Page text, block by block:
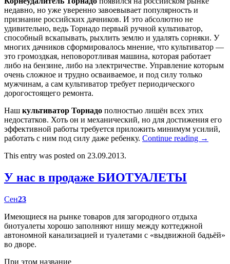
недавно, но уже уверенно завоевывает популярность и
признание российских дачников. И это абсолютно не
удивительно, ведь Торнадо первый ручной культиватор,
способный вскапывать, рыхлить землю и удалять сорняки. У
многих дачников сформировалось мнение, что культиватор —
это громоздкая, неповоротливая машина, которая работает
либо на бензине, либо на электричестве. Управление которым
очень сложное и трудно осваиваемое, и под силу только
мужчинам, а сам культиватор требует периодического
дорогостоящего ремонта.
Наш культиватор Торнадо полностью лишён всех этих
недостатков. Хоть он и механический, но для достижения его
эффективной работы требуется приложить минимум усилий,
работать с ним под силу даже ребенку. Continue reading →
This entry was posted on 23.09.2013.
У нас в продаже БИОТУАЛЕТЫ
Сен23
Имеющиеся на рынке товаров для загородного отдыха
биотуалеты хорошо заполняют нишу между коттеджной
автономной канализацией и туалетами с «выдвижной бадьёй»
во дворе.
При этом название